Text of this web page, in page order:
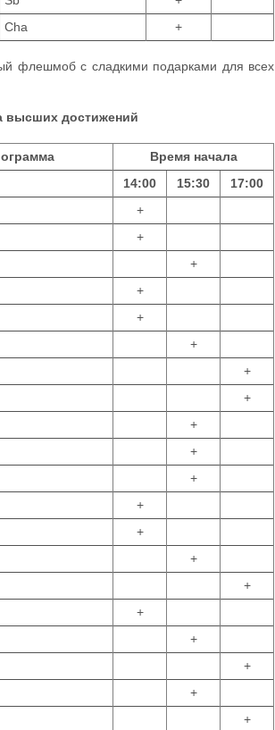
Cha +
флешмоб с сладкими подарками для всех
высших достижений
Время начала
14:00
15:30
17:00
+
+
+
+
+
+
+
+
+
+
+
+
+
+
+
+
+
+
+
+